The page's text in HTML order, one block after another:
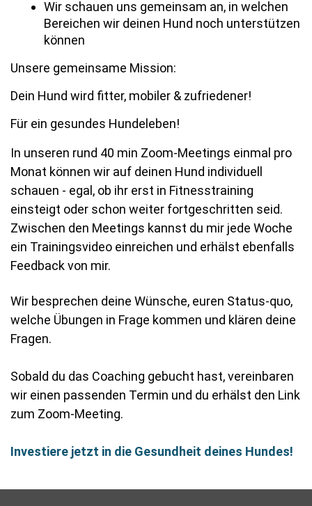
Wir schauen uns gemeinsam an, in welchen
Bereichen wir deinen Hund noch unterstützen
können
Unsere gemeinsame Mission:
Dein Hund wird fitter, mobiler & zufriedener!
Für ein gesundes Hundeleben!
In unseren rund 40 min Zoom-Meetings einmal pro
Monat können wir auf deinen Hund individuell
schauen - egal, ob ihr erst in Fitnesstraining
einsteigt oder schon weiter fortgeschritten seid.
Zwischen den Meetings kannst du mir jede Woche
ein Trainingsvideo einreichen und erhälst ebenfalls
Feedback von mir.
Wir besprechen deine Wünsche, euren Status-quo,
welche Übungen in Frage kommen und klären deine
Fragen.
Sobald du das Coaching gebucht hast, vereinbaren
wir einen passenden Termin und du erhälst den Link
zum Zoom-Meeting.
Investiere jetzt in die Gesundheit deines Hundes!